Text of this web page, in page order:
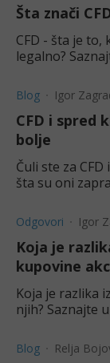
Šta znači
CFD - šta je
legalno?
Blog Igor
CFD i spred
bolje
Čuli ste za
šta su oni
Odgovori Igor
Koja je
kupovine
Koja je razlika
njih? Saznajte
Blog Relja